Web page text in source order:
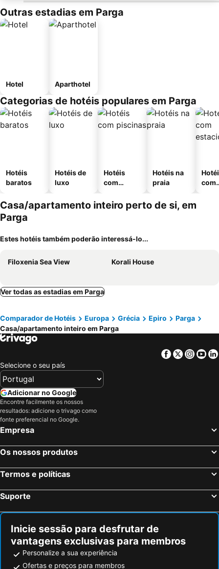
Outras estadias em Parga
Hotel Aparthotel
Categorias de hotéis populares em Parga
Hotéis
baratos
Hotéis de
luxo
Hotéis
com
Hotéis na
praia
com
Casa/apartamento inteiro perto de si, em
Parga
Estes hotéis também poderão interessá-lo...
Filoxenia Sea View Korali House
Ver todas as estadias em Parga
Comparador de Hotéis Europa Grécia Epiro
Parga
Casa/apartamento inteiro em Parga
Facebook
Twitter
Selecione o seu país
Adicionar no Google
Encontre facilmente os nossos
resultados: adicione o trivago como
fonte preferencial no Google.
Empresa
Os nossos produtos
Termos e políticas
Suporte
Inicie sessão para desfrutar de
vantagens exclusivas para membros
Personalize a sua experiência
Ofertas e preços para membros